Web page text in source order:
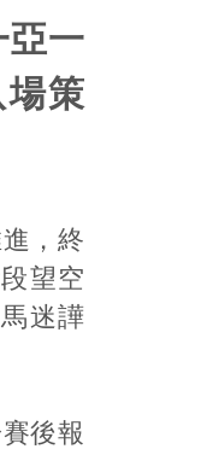
亞一
策
，終
望空
迷譁
後報